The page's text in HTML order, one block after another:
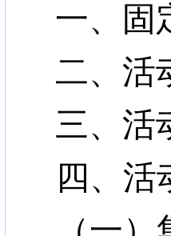
一、固
二、活
三、活
四、活